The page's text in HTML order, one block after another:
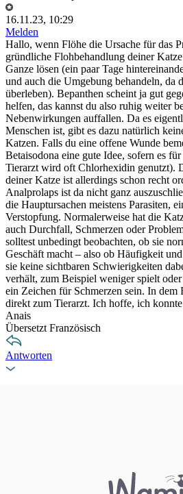
16.11.23, 10:29
Melden
Hallo, wenn Flöhe die Ursache für das
gründliche Flohbehandlung deiner
Ganze lösen (ein paar Tage
und auch die Umgebung behandeln, da
überleben). Bepanthen scheint ja gut
helfen, das kannst du also ruhig weiter
Nebenwirkungen auffallen. Da es
Menschen ist, gibt es dazu natürlich
Katzen. Falls du eine offene Wunde
Betaisodona eine gute Idee, sofern es
Tierarzt wird oft Chlorhexidin genutzt).
deiner Katze ist allerdings schon recht
Analprolaps ist da nicht ganz
die Hauptursachen meistens Parasiten,
Verstopfung. Normalerweise hat die
auch Durchfall, Schmerzen oder
solltest unbedingt beobachten, ob sie
Geschäft macht – also ob Häufigkeit
sie keine sichtbaren Schwierigkeiten
verhält, zum Beispiel weniger spielt
ein Zeichen für Schmerzen sein. In dem
direkt zum Tierarzt. Ich hoffe, ich
Anais
Übersetzt Französisch
Antworten